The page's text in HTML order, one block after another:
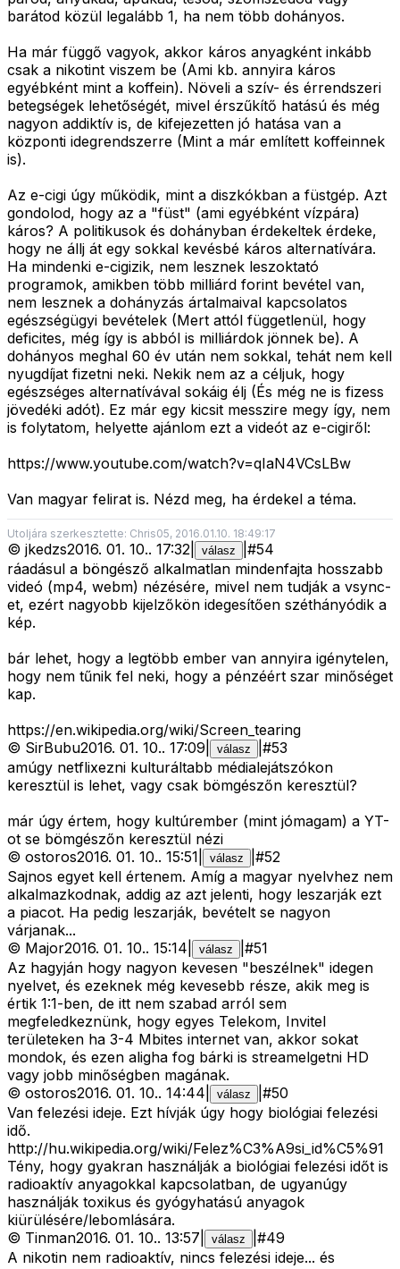
barátod közül legalább 1, ha nem több dohányos.
Ha már függő vagyok, akkor káros anyagként inkább
csak a nikotint viszem be (Ami kb. annyira káros
egyébként mint a koffein). Növeli a szív- és érrendszeri
betegségek lehetőségét, mivel érszűkítő hatású és még
nagyon addiktív is, de kifejezetten jó hatása van a
központi idegrendszerre (Mint a már említett koffeinnek
is).
Az e-cigi úgy működik, mint a diszkókban a füstgép. Azt
gondolod, hogy az a "füst" (ami egyébként vízpára)
káros? A politikusok és dohányban érdekeltek érdeke,
hogy ne állj át egy sokkal kevésbé káros alternatívára.
Ha mindenki e-cigizik, nem lesznek leszoktató
programok, amikben több milliárd forint bevétel van,
nem lesznek a dohányzás ártalmaival kapcsolatos
egészségügyi bevételek (Mert attól függetlenül, hogy
deficites, még így is abból is milliárdok jönnek be). A
dohányos meghal 60 év után nem sokkal, tehát nem kell
nyugdíjat fizetni neki. Nekik nem az a céljuk, hogy
egészséges alternatívával sokáig élj (És még ne is fizess
jövedéki adót). Ez már egy kicsit messzire megy így, nem
is folytatom, helyette ajánlom ezt a videót az e-cigiről:
https://www.youtube.com/watch?v=qIaN4VCsLBw
Van magyar felirat is. Nézd meg, ha érdekel a téma.
Utoljára szerkesztette: Chris05, 2016.01.10. 18:49:17
© jkedzs2016. 01. 10.. 17:32 válasz #54
ráadásul a böngésző alkalmatlan mindenfajta hosszabb
videó (mp4, webm) nézésére, mivel nem tudják a vsync-
et, ezért nagyobb kijelzőkön idegesítően széthányódik a
kép.
bár lehet, hogy a legtöbb ember van annyira igénytelen,
hogy nem tűnik fel neki, hogy a pénzéért szar minőséget
kap.
https://en.wikipedia.org/wiki/Screen_tearing
© SirBubu2016. 01. 10.. 17:09 válasz #53
amúgy netflixezni kulturáltabb médialejátszókon
keresztül is lehet, vagy csak bömgészőn keresztül?
már úgy értem, hogy kultúrember (mint jómagam) a YT-
ot se bömgészőn keresztül nézi
© ostoros2016. 01. 10.. 15:51 válasz #52
Sajnos egyet kell értenem. Amíg a magyar nyelvhez nem
alkalmazkodnak, addig az azt jelenti, hogy leszarják ezt
a piacot. Ha pedig leszarják, bevételt se nagyon
várjanak...
© Major2016. 01. 10.. 15:14 válasz #51
Az hagyján hogy nagyon kevesen "beszélnek" idegen
nyelvet, és ezeknek még kevesebb része, akik meg is
értik 1:1-ben, de itt nem szabad arról sem
megfeledkeznünk, hogy egyes Telekom, Invitel
területeken ha 3-4 Mbites internet van, akkor sokat
mondok, és ezen aligha fog bárki is streamelgetni HD
vagy jobb minőségben magának.
© ostoros2016. 01. 10.. 14:44 válasz #50
Van felezési ideje. Ezt hívják úgy hogy biológiai felezési
idő.
http://hu.wikipedia.org/wiki/Felez%C3%A9si_id%C5%91
Tény, hogy gyakran használják a biológiai felezési időt is
radioaktív anyagokkal kapcsolatban, de ugyanúgy
használják toxikus és gyógyhatású anyagok
kiürülésére/lebomlására.
© Tinman2016. 01. 10.. 13:57 válasz #49
A nikotin nem radioaktív, nincs felezési ideje... és